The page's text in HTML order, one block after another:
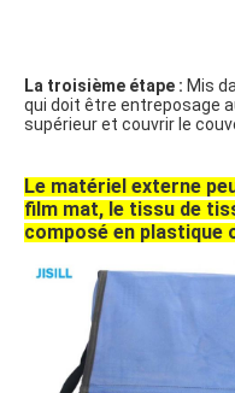
La troisième étape : Mis
qui doit être entreposage
supérieur et couvrir le
Le matériel externe
film mat, le tissu de
composé en plastique